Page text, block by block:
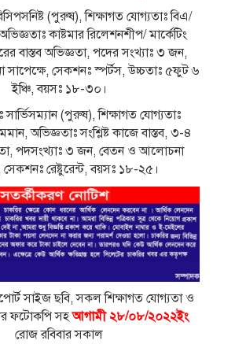
(পুরুষ), শিক্ষাগত যােগ্যতাঃ বিএ/
কাষ্টমার রিলেশনশীপ/ মার্কেটিং
বাস্তব অভিজ্ঞতা, পদের সংখ্যাঃ ৩ জন,
সেকশনঃ স্পর্টস, উচ্চতাঃ ৫ফুট ৬
ইঞ্চি, বয়সঃ ১৮-৩০।
(পুরুষ), শিক্ষাগত যােগ্যতাঃ
অভিজ্ঞতাঃ সংশ্লিষ্ট কাজে বাস্তব, ৩-৪
পদসংখ্যাঃ ৩ জন, বেতন ও আলােচনা
সেকশনঃ রেষ্টুরেন্ট, বয়সঃ ১৮-২৫।
সাইজ ছবি, সকল শিক্ষাগত যােগ্যতা ও
ফটোকপি সহআগামী ২৮/০৮/২০২২ইং
রােজ রবিবার সকাল